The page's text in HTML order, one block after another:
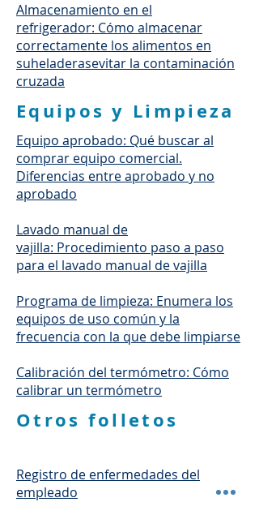
Almacenamiento en el
refrigerador: Cómo almacenar
correctamente los alimentos en
suheladerasevitar la contaminación
cruzada
Equipos y Limpieza
Equipo aprobado: Qué buscar al
comprar equipo comercial.
Diferencias entre aprobado y no
aprobado
Lavado manual de
vajilla: Procedimiento paso a paso
para el lavado manual de vajilla
Programa de limpieza: Enumera los
equipos de uso común y la
frecuencia con la que debe limpiarse
Calibración del termómetro: Cómo
calibrar un termómetro
Otros folletos
Registro de enfermedades del
empleado